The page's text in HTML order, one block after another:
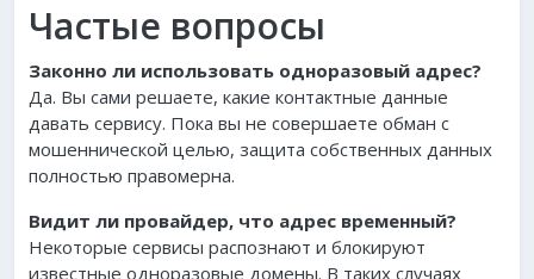
Частые вопросы
Законно ли использовать одноразовый адрес?
Да. Вы сами решаете, какие контактные данные
давать сервису. Пока вы не совершаете обман с
мошеннической целью, защита собственных данных
полностью правомерна.
Видит ли провайдер, что адрес временный?
Некоторые сервисы распознают и блокируют
известные одноразовые домены. В таких случаях